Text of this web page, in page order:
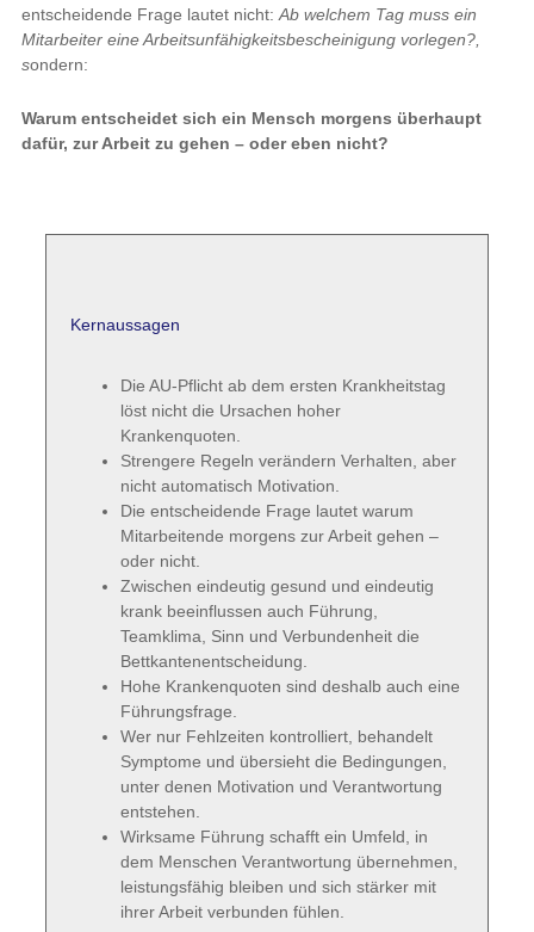
entscheidende Frage lautet nicht: Ab welchem Tag muss ein
Mitarbeiter eine Arbeitsunfähigkeitsbescheinigung vorlegen?,
sondern:
Warum entscheidet sich ein Mensch morgens überhaupt
dafür, zur Arbeit zu gehen – oder eben nicht?
Kernaussagen
Die AU-Pflicht ab dem ersten Krankheitstag
löst nicht die Ursachen hoher
Krankenquoten.
Strengere Regeln verändern Verhalten, aber
nicht automatisch Motivation.
Die entscheidende Frage lautet warum
Mitarbeitende morgens zur Arbeit gehen –
oder nicht.
Zwischen eindeutig gesund und eindeutig
krank beeinflussen auch Führung,
Teamklima, Sinn und Verbundenheit die
Bettkantenentscheidung.
Hohe Krankenquoten sind deshalb auch eine
Führungsfrage.
Wer nur Fehlzeiten kontrolliert, behandelt
Symptome und übersieht die Bedingungen,
unter denen Motivation und Verantwortung
entstehen.
Wirksame Führung schafft ein Umfeld, in
dem Menschen Verantwortung übernehmen,
leistungsfähig bleiben und sich stärker mit
ihrer Arbeit verbunden fühlen.